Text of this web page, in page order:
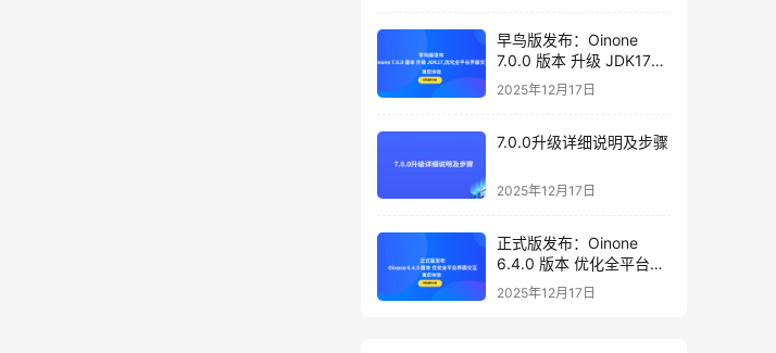
早鸟版发布：Oinone
7.0.0 版本 升级 JDK17，
优化全平台界面交互，邀
您体验
2025年12月17日
7.0.0升级详细说明及步骤
2025年12月17日
正式版发布：Oinone
6.4.0 版本 优化全平台界
面交互，邀您体验
2025年12月17日